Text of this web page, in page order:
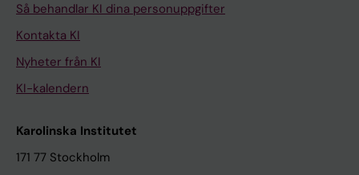
Så behandlar KI dina personuppgifter
Kontakta KI
Nyheter från KI
KI-kalendern
Karolinska Institutet
171 77 Stockholm